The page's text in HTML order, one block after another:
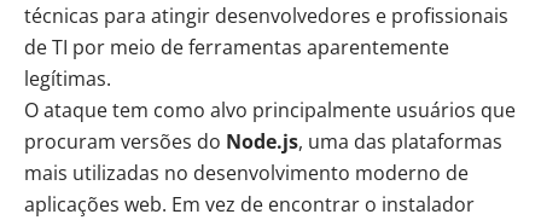
técnicas para atingir desenvolvedores e profissionais
de TI por meio de ferramentas aparentemente
legítimas.
O ataque tem como alvo principalmente usuários que
procuram versões do Node.js, uma das plataformas
mais utilizadas no desenvolvimento moderno de
aplicações web. Em vez de encontrar o instalador